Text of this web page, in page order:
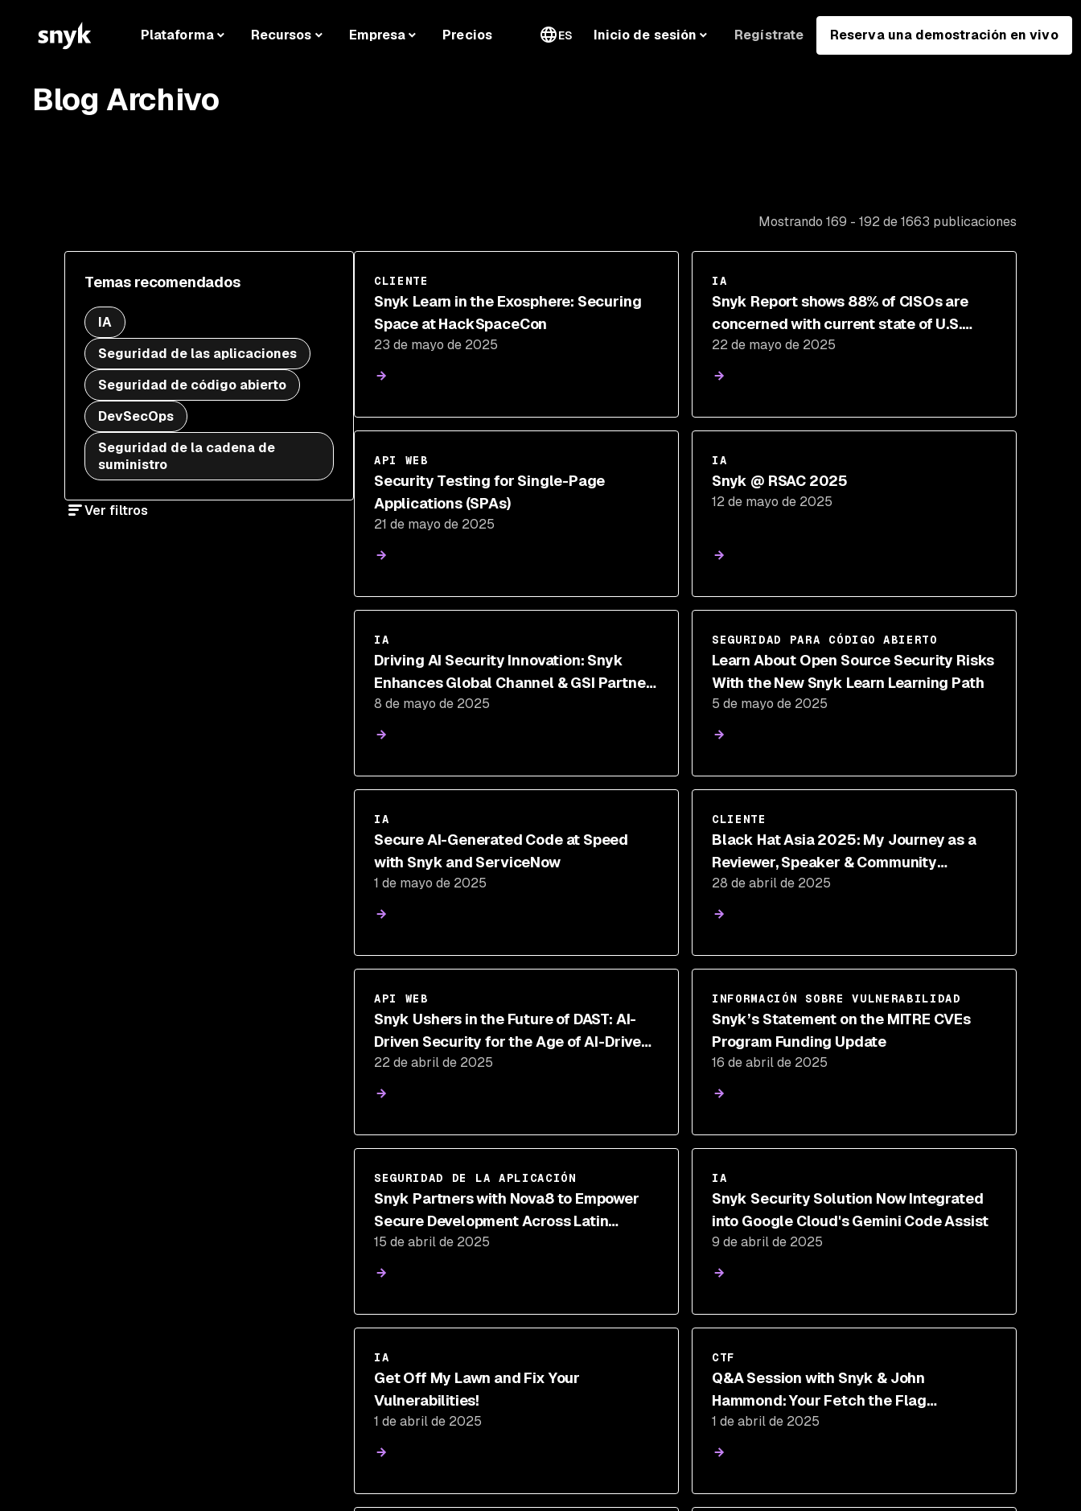
Plataforma Recursos Empresa Precios ES Inicio de sesión Regístrate Reserva una demostración en vivo
Blog Archivo
Temas recomendados
IA
Seguridad de las aplicaciones
Seguridad de código abierto
DevSecOps
Seguridad de la cadena de
suministro
Ver filtros
Mostrando 169 - 192 de 1663 publicaciones
CLIENTE
Snyk Learn in the Exosphere: Securing
Space at HackSpaceCon
23 de mayo de 2025
IA
Snyk Report shows 88% of CISOs are
concerned with current state of U.S.
cyber readiness
22 de mayo de 2025
API WEB
Security Testing for Single-Page
Applications (SPAs)
21 de mayo de 2025
IA
Snyk @ RSAC 2025
12 de mayo de 2025
IA
Driving AI Security Innovation: Snyk
Enhances Global Channel & GSI Partner
Program
8 de mayo de 2025
SEGURIDAD PARA CÓDIGO ABIERTO
Learn About Open Source Security Risks
With the New Snyk Learn Learning Path
5 de mayo de 2025
IA
Secure AI-Generated Code at Speed
with Snyk and ServiceNow
1 de mayo de 2025
CLIENTE
Black Hat Asia 2025: My Journey as a
Reviewer, Speaker & Community
Connector
28 de abril de 2025
API WEB
Snyk Ushers in the Future of DAST: AI-
Driven Security for the Age of AI-Driven
Development
22 de abril de 2025
INFORMACIÓN SOBRE VULNERABILIDAD
Snyk’s Statement on the MITRE CVEs
Program Funding Update
16 de abril de 2025
SEGURIDAD DE LA APLICACIÓN
Snyk Partners with Nova8 to Empower
Secure Development Across Latin
America
15 de abril de 2025
IA
Snyk Security Solution Now Integrated
into Google Cloud's Gemini Code Assist
9 de abril de 2025
IA
Get Off My Lawn and Fix Your
Vulnerabilities!
1 de abril de 2025
CTF
Q&A Session with Snyk & John
Hammond: Your Fetch the Flag
Questions, Answered
1 de abril de 2025